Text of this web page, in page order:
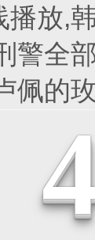
放,
警全
佩的